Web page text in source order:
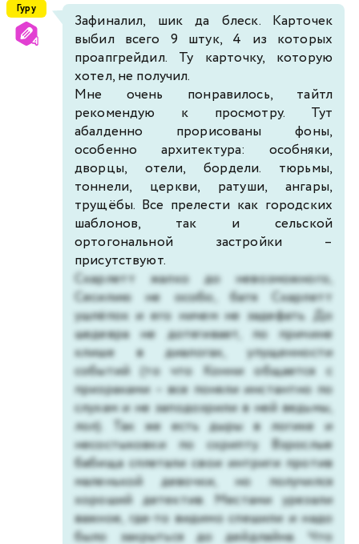
Гуру
Зафиналил, шик да блеск. Карточек
выбил всего 9 штук, 4 из которых
проапгрейдил. Ту карточку, которую
хотел, не получил.
Мне очень понравилось, тайтл
рекомендую к просмотру. Тут
абалденно прорисованы фоны,
особенно архитектура: особняки,
дворцы, отели, бордели. тюрьмы,
тоннели, церкви, ратуши, ангары,
трущёбы. Все прелести как городских
шаблонов, так и сельской
ортогональной застройки –
присутствуют.
Скарлетт жалко до невозможного,
Сесилию не особо, батя Скарлетт
ушлёпок и его ничем не задефать. До
шедевра не дотягивает, по причине
клише в диалогах, упущенности
событий (то что Конни общается с
призраками – все поняли инстантно по
слухам и не заподозрили в ней ведьмы,
лол). Так же есть дыры в логике и
несостыковки по скрипту. Взрослые
бабища сплетали свои интриги против
маленькой девочки, но получился
хороший детектив. Местами урезали
важное, где-то видимо спешили и надо
было закрыться до дейдлайна. Что